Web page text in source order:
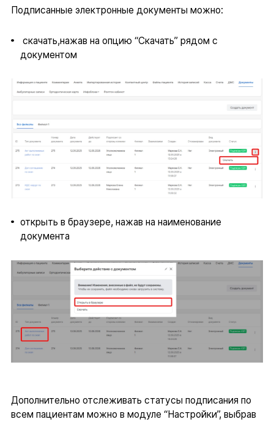
Подписанные электронные документы можно:
скачать,нажав на опцию “Скачать” рядом с
документом
открыть в браузере, нажав на наименование
документа
Дополнительно отслеживать статусы подписания по
всем пациентам можно в модуле “Настройки”, выбрав